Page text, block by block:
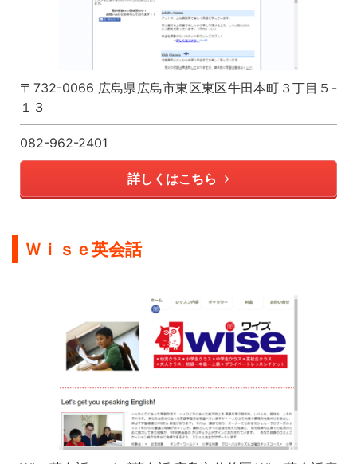
〒732-0066 広島県広島市東区東区牛田本町３丁目５-
１３
082-962-2401
詳しくはこちら
Ｗｉｓｅ英会話